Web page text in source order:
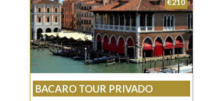
BACARO TOUR PRIVADO